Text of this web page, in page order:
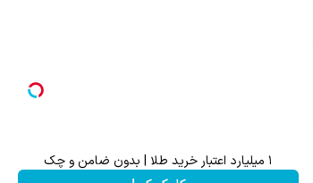
۱ میلیارد اعتبار خرید طلا | بدون ضامن و چک